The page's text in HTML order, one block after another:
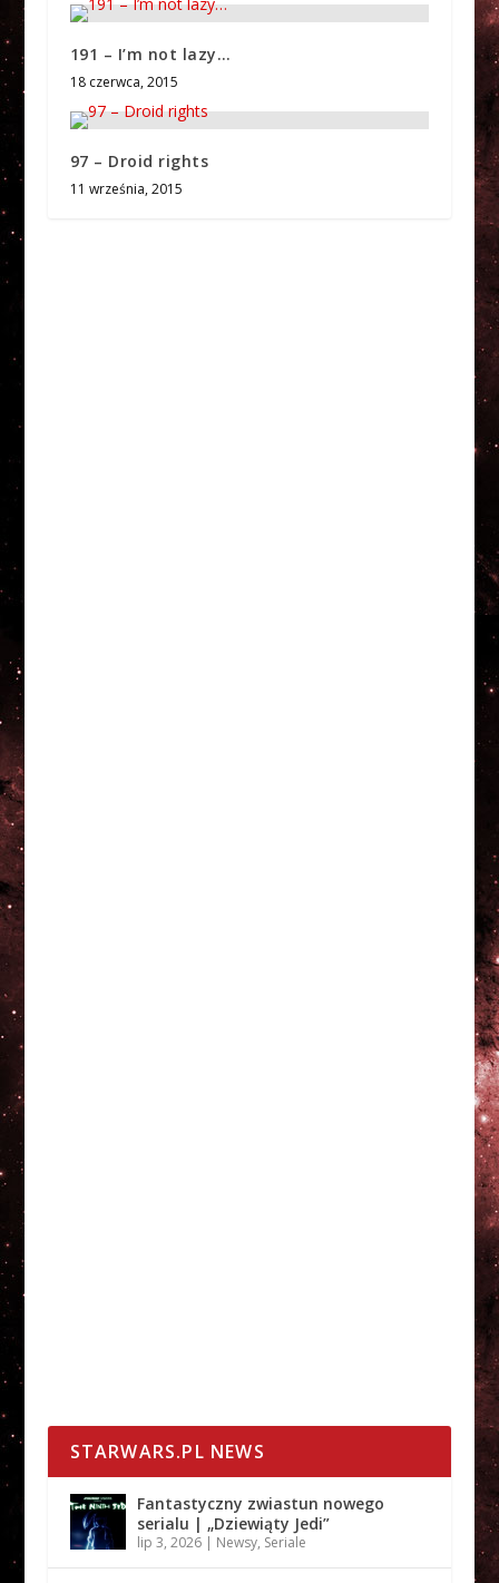
191 – I’m not lazy…
18 czerwca, 2015
97 – Droid rights
11 września, 2015
STARWARS.PL NEWS
Fantastyczny zwiastun nowego
serialu | „Dziewiąty Jedi”
lip 3, 2026| Newsy, Seriale